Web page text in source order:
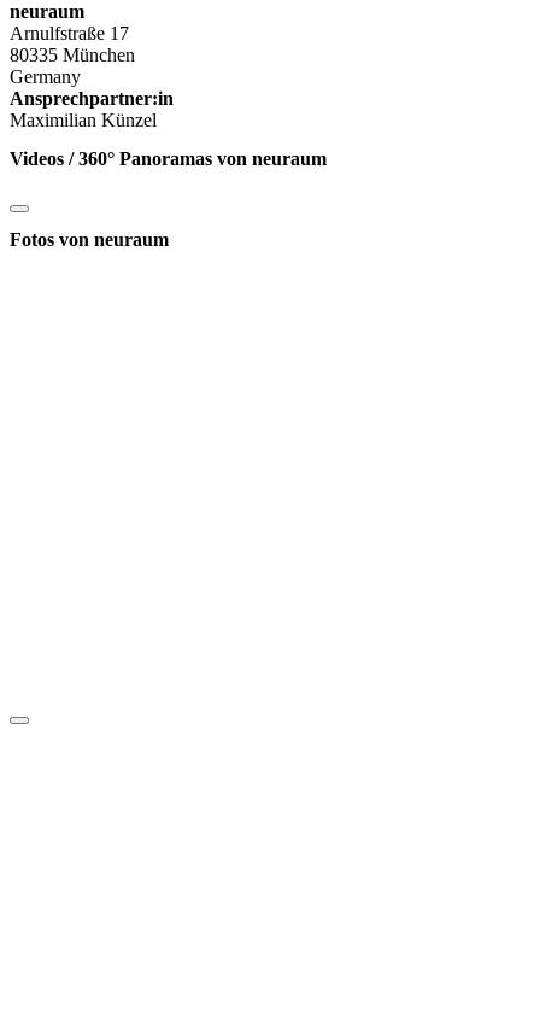
neuraum
Arnulfstraße 17
80335 München
Germany
Ansprechpartner:in
Maximilian Künzel
Videos / 360° Panoramas von neuraum
Fotos von neuraum